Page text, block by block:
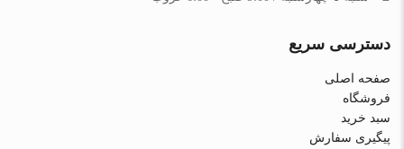
دسترسی سریع
صفحه اصلی
فروشگاه
سبد خرید
پیگیری سفارش